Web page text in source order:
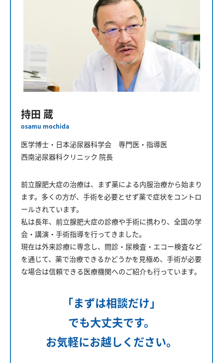
持田 蔵
osamu mochida
医学博士・日本泌尿器科学会 専門医・指導医
西南泌尿器科クリニック 院長
前立腺肥大症の治療は、まず薬による内服治療から始まり
ます。 多くの方が、手術を必要とせず薬で症状をコントロ
ールされています。
私は長年、前立腺肥大症の診療や手術に携わり、全国の学
会・講演・手術指導を行ってきました。
現在は外来診療に専念し、問診・尿検査・エコー検査など
を通じて、薬で治療できるかどうかを見極め、手術が必要
な場合は信頼できる医療機関へのご紹介も行っています。
「まずは相談だけ」
でも大丈夫です。
お気軽にお越しください。